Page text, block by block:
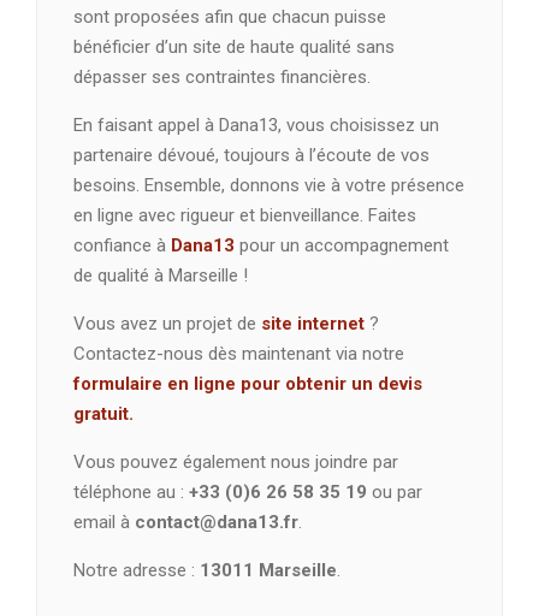
sont proposées afin que chacun puisse
bénéficier d’un site de haute qualité sans
dépasser ses contraintes financières.
En faisant appel à Dana13, vous choisissez un
partenaire dévoué, toujours à l’écoute de vos
besoins. Ensemble, donnons vie à votre présence
en ligne avec rigueur et bienveillance. Faites
confiance à Dana13 pour un accompagnement
de qualité à Marseille !
Vous avez un projet de site internet ?
Contactez-nous dès maintenant via notre
formulaire en ligne pour obtenir un devis
gratuit.
Vous pouvez également nous joindre par
téléphone au : +33 (0)6 26 58 35 19 ou par
email à contact@dana13.fr.
Notre adresse : 13011 Marseille.